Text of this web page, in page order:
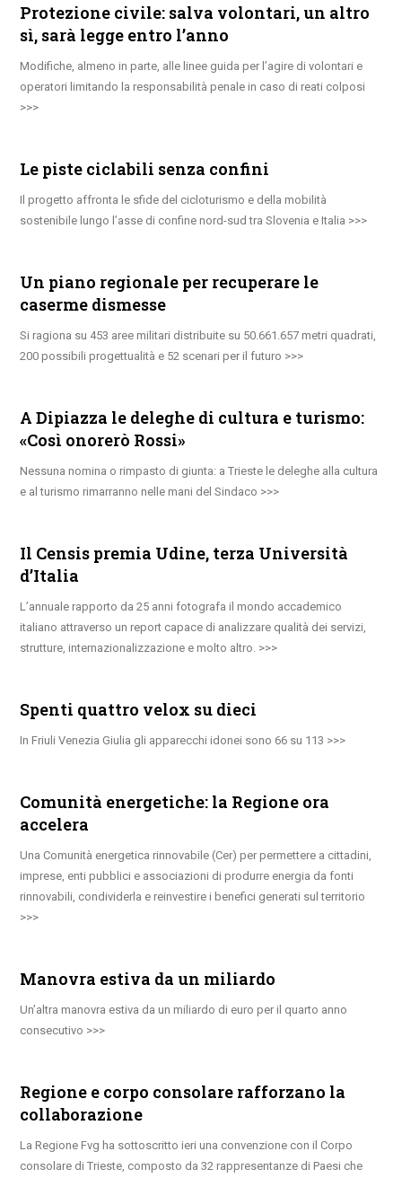
Protezione civile: salva volontari, un altro
sì, sarà legge entro l’anno
Modifiche, almeno in parte, alle linee guida per l’agire di volontari e
operatori limitando la responsabilità penale in caso di reati colposi
Le piste ciclabili senza confini
Il progetto affronta le sfide del cicloturismo e della mobilità
sostenibile lungo l’asse di confine nord-sud tra Slovenia e Italia
Un piano regionale per recuperare le
caserme dismesse
Si ragiona su 453 aree militari distribuite su 50.661.657 metri quadrati,
200 possibili progettualità e 52 scenari per il futuro
A Dipiazza le deleghe di cultura e turismo:
«Così onorerò Rossi»
Nessuna nomina o rimpasto di giunta: a Trieste le deleghe alla cultura
e al turismo rimarranno nelle mani del Sindaco
Il Censis premia Udine, terza Università
d’Italia
L’annuale rapporto da 25 anni fotografa il mondo accademico
italiano attraverso un report capace di analizzare qualità dei servizi,
strutture, internazionalizzazione e molto altro.
Spenti quattro velox su dieci
In Friuli Venezia Giulia gli apparecchi idonei sono 66 su 113
Comunità energetiche: la Regione ora
accelera
Una Comunità energetica rinnovabile (Cer) per permettere a cittadini,
imprese, enti pubblici e associazioni di produrre energia da fonti
rinnovabili, condividerla e reinvestire i benefici generati sul territorio
Manovra estiva da un miliardo
Un’altra manovra estiva da un miliardo di euro per il quarto anno
consecutivo
Regione e corpo consolare rafforzano la
collaborazione
La Regione Fvg ha sottoscritto ieri una convenzione con il Corpo
consolare di Trieste, composto da 32 rappresentanze di Paesi che